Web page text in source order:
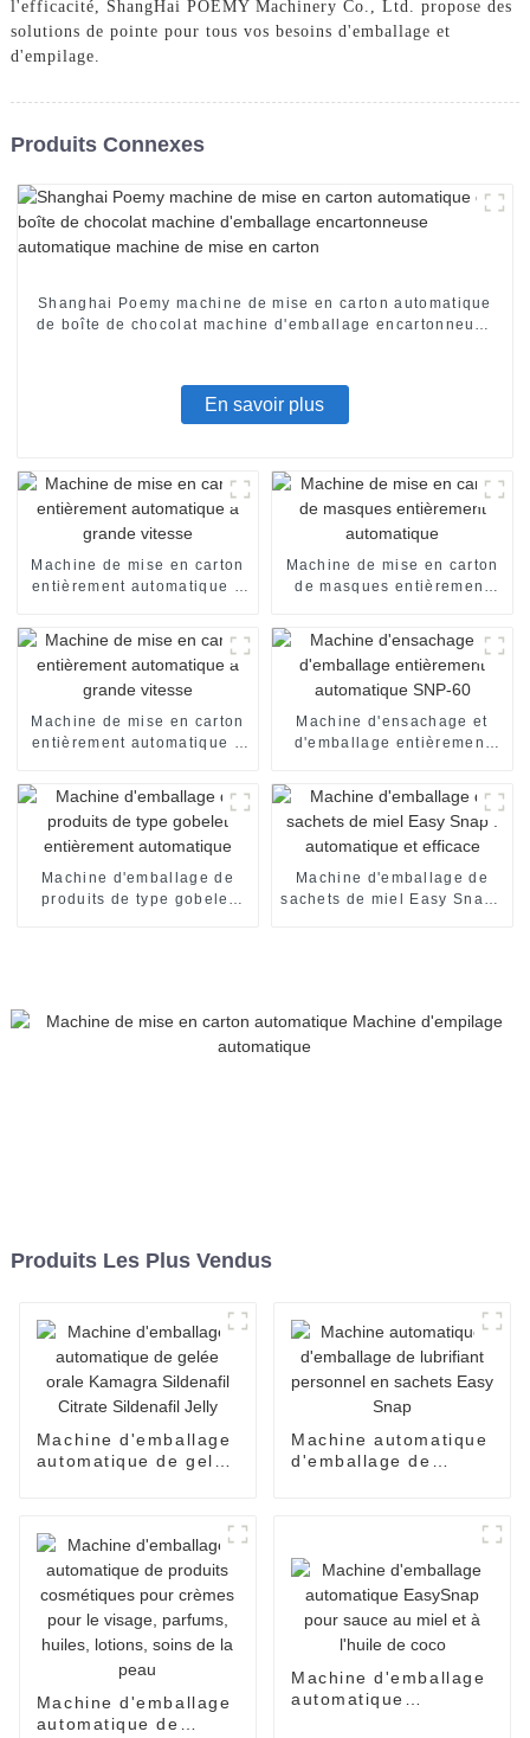
l'efficacité, ShangHai POEMY Machinery Co., Ltd. propose des
solutions de pointe pour tous vos besoins d'emballage et
d'empilage.
Produits Connexes
Shanghai Poemy machine de mise en carton automatique
de boîte de chocolat machine d'emballage encartonneuse
En savoir plus
Machine de mise en carton
entièrement automatique à
Machine de mise en carton
de masques entièrement
Machine de mise en carton
entièrement automatique à
Machine d'ensachage et
d'emballage entièrement
Machine d'emballage de
produits de type gobelet
Machine d'emballage de
sachets de miel Easy Snap :
Produits Les Plus Vendus
Machine d'emballage
automatique de gelée
Machine automatique
d'emballage de
Machine d'emballage
automatique de
Machine d'emballage
automatique